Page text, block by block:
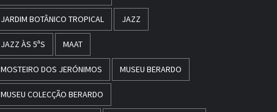
JARDIM BOTÂNICO TROPICAL JAZZ
JAZZ ÀS 5ªS MAAT
MOSTEIRO DOS JERÓNIMOS MUSEU BERARDO
MUSEU COLECÇÃO BERARDO